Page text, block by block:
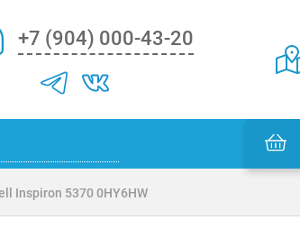
+7 (904) 000-43-20
Inspiron 5370 0HY6HW